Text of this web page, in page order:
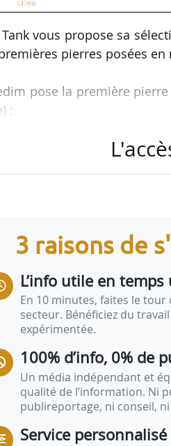
vous propose sa
pierres posées en
pose la première pierre
;
Saint-Denis Habitat
Atlantique pose la
vous de lecture
Tank Cities présente son
3 raisons de
L’info utile en
En 10 minutes, faites le tour
secteur. Bénéficiez du
expérimentée.
100% d’info, 0% de
Un média indépendant et
qualité de l’information. Ni
publireportage, ni conseil,
Service personnalisé